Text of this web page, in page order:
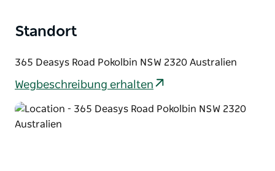
sind.
Standort
365 Deasys Road Pokolbin NSW 2320 Australien
Wegbeschreibung erhalten